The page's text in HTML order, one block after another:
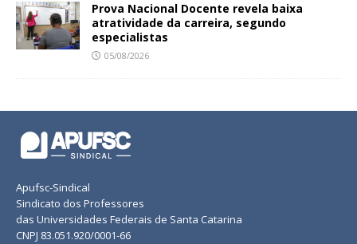
Prova Nacional Docente revela baixa
atratividade da carreira, segundo
especialistas
05/08/2026
Apufsc-Sindical
Sindicato dos Professores
das Universidades Federais de Santa Catarina
CNPJ 83.051.920/0001-66